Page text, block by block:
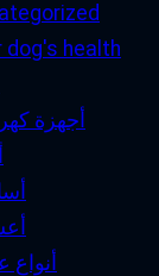
dog's health
أجهزة